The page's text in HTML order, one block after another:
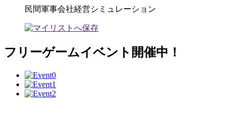
民間軍事会社経営シミュレーション
フリーゲームイベント開催中！